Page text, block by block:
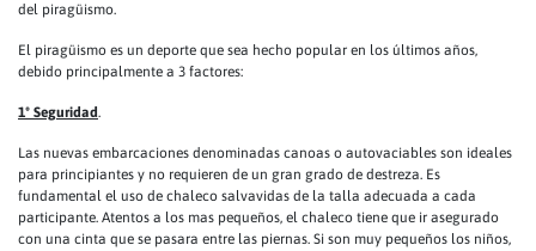
del piragüismo.
El piragüismo es un deporte que sea hecho popular en los últimos años,
debido principalmente a 3 factores:
1º Seguridad.
Las nuevas embarcaciones denominadas canoas o autovaciables son ideales
para principiantes y no requieren de un gran grado de destreza. Es
fundamental el uso de chaleco salvavidas de la talla adecuada a cada
participante. Atentos a los mas pequeños, el chaleco tiene que ir asegurado
con una cinta que se pasara entre las piernas. Si son muy pequeños los niños,